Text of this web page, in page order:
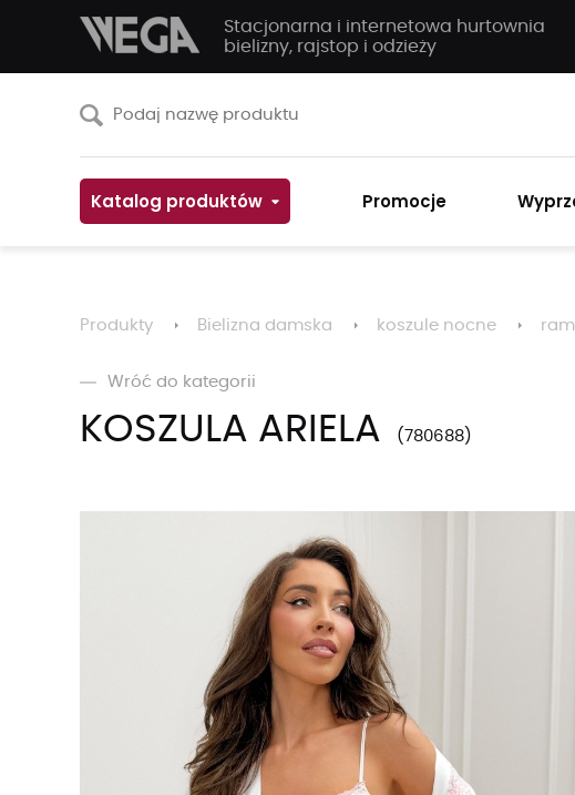
Stacjonarna i internetowa hurtownia
bielizny, rajstop i odzieży
Katalog produktów Promocje
Produkty Bielizna damska koszule nocne
Wróć do kategorii
KOSZULA ARIELA 780688